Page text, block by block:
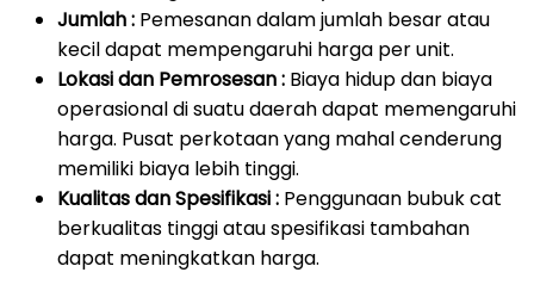
Jumlah : Pemesanan dalam jumlah besar atau
kecil dapat mempengaruhi harga per unit.
Lokasi dan Pemrosesan : Biaya hidup dan biaya
operasional di suatu daerah dapat memengaruhi
harga. Pusat perkotaan yang mahal cenderung
memiliki biaya lebih tinggi.
Kualitas dan Spesifikasi : Penggunaan bubuk cat
berkualitas tinggi atau spesifikasi tambahan
dapat meningkatkan harga.